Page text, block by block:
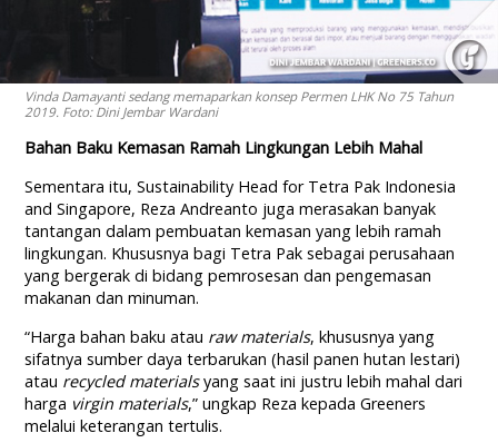
Vinda Damayanti sedang memaparkan konsep Permen LHK No 75 Tahun
2019. Foto: Dini Jembar Wardani
Bahan Baku Kemasan Ramah Lingkungan Lebih Mahal
Sementara itu, Sustainability Head for Tetra Pak Indonesia
and Singapore, Reza Andreanto juga merasakan banyak
tantangan dalam pembuatan kemasan yang lebih ramah
lingkungan. Khususnya bagi Tetra Pak sebagai perusahaan
yang bergerak di bidang pemrosesan dan pengemasan
makanan dan minuman.
“Harga bahan baku atau raw materials, khususnya yang
sifatnya sumber daya terbarukan (hasil panen hutan lestari)
atau recycled materialsyang saat ini justru lebih mahal dari
harga virgin materials,” ungkap Reza kepada Greeners
melalui keterangan tertulis.